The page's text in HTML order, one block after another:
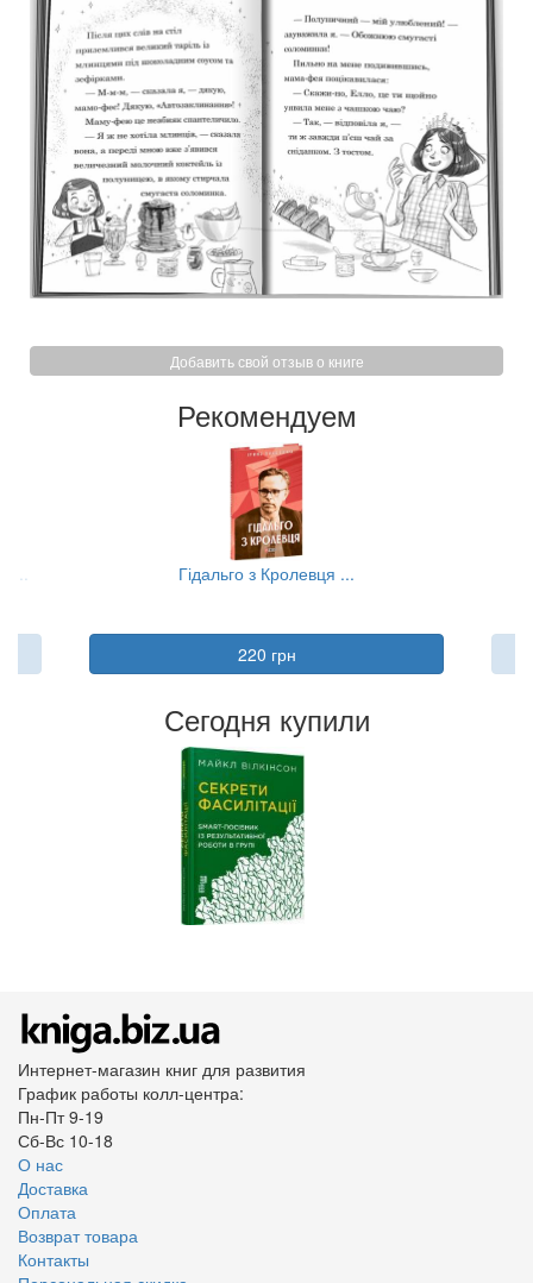
Добавить свой отзыв о книге
Рекомендуем
... Гідальго з Кролевця ...
220 грн
Сегодня купили
Интернет-магазин книг для развития
График работы колл-центра:
Пн-Пт 9-19
Сб-Вс 10-18
О нас
Доставка
Оплата
Возврат товара
Контакты